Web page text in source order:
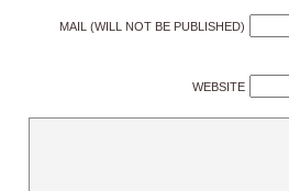
MAIL (WILL NOT BE PUBLISHED)
WEBSITE